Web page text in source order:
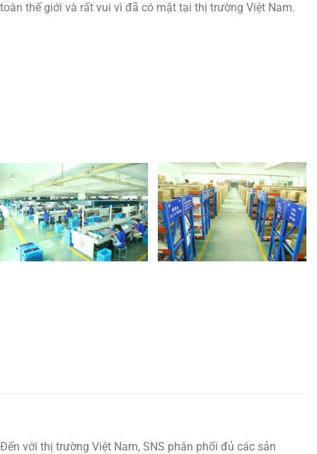
toàn thế giới và rất vui vì đã có mặt tại thị trường Việt Nam.
Đến với thị trường Việt Nam, SNS phân phối đủ các sản